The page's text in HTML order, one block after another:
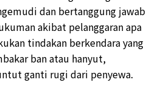
dan bertanggung jawab
akibat pelanggaran apa
tindakan berkendara yang
ban atau hanyut,
ganti rugi dari penyewa.